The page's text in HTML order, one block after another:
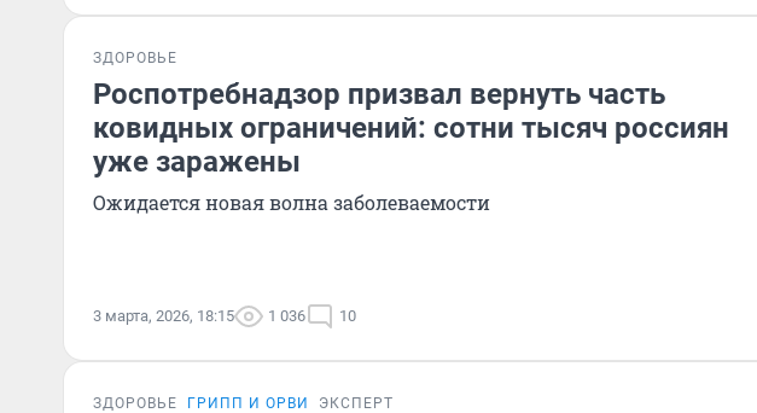
ЗДОРОВЬЕ
Роспотребнадзор призвал вернуть часть
ковидных ограничений: сотни тысяч россиян
уже заражены
Ожидается новая волна заболеваемости
3 марта, 2026, 18:15 1 036 10
ЗДОРОВЬЕ ГРИПП И ОРВИ ЭКСПЕРТ